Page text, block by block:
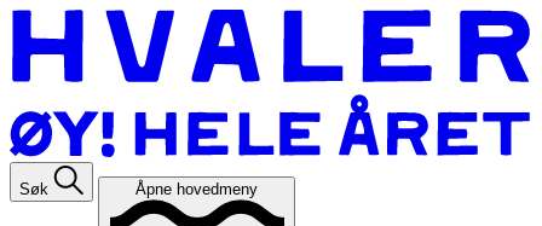
Søk Åpne hovedmeny